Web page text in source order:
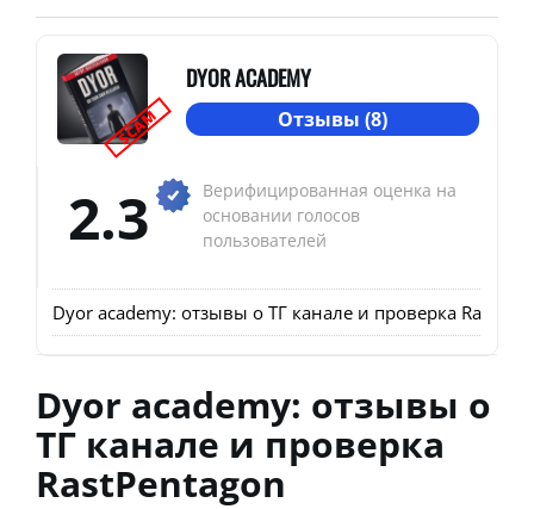
SCAM
DYOR ACADEMY
Отзывы (8)
2.3
Верифицированная оценка на
основании голосов
пользователей
Dyor academy: отзывы о ТГ канале и проверка
Dyor academy: отзывы о
ТГ канале и проверка
RastPentagon